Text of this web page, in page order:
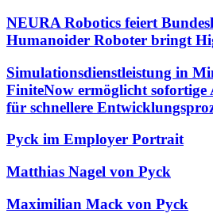
NEURA Robotics feiert
Humanoider Roboter bringt
Simulationsdienstleistung in
FiniteNow ermöglicht
für schnellere
Pyck im Employer Portrait
Matthias Nagel von Pyck
Maximilian Mack von Pyck